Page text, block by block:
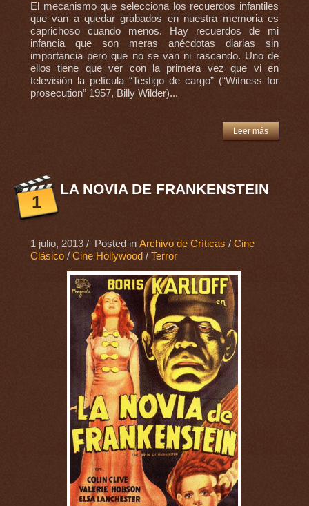
El mecanismo que selecciona los recuerdos infantiles
que van a quedar grabados en nuestra memoria es
caprichoso cuando menos. Hay recuerdos de mi
infancia que son meras anécdotas diarias sin
importancia pero que no se van ni rascando. Uno de
ellos tiene que ver con la primera vez que vi en
televisión la película “Testigo de cargo” (“Witness for
prosecution” 1957, Billy Wilder)...
Leer más
1
LA NOVIA DE FRANKENSTEIN
1 julio, 2013/ Posted in Archivo de Críticas / Cine
Clásico/ Cine Hollywood / Terror